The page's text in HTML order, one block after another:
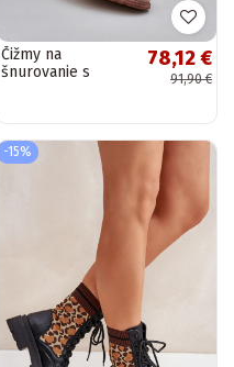
Čižmy na
šnurovanie s
78,12 €
91,90 €
-15%